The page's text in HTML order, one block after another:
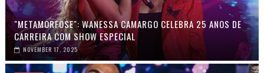
"METAMORFOSE": WANESSA CAMARGO CELEBRA 25 ANOS DE
CARREIRA COM SHOW ESPECIAL
NOVEMBER 17, 2025